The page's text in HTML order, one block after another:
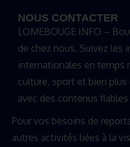
NOUS CONTACTER
LOMEBOUGE INFO –
de chez nous. Suivez les
internationales en temps
culture, sport et bien
avec des contenus
Pour vos besoins de
autres activités liées à la